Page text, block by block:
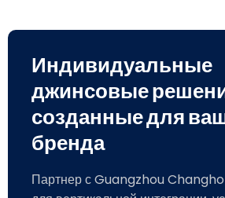
Индивидуальные
джинсовые
созданные для
бренда
Партнер с Guangzhou